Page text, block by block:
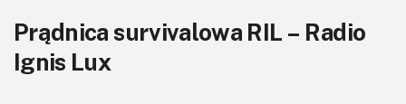
Kursy
DIY+
Prądnica survivalowa RIL – Radio
Ignis Lux